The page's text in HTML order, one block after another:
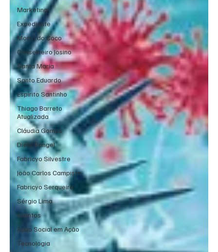
Marketing
Expediente
Morro do Coco
Conselheiro Josino
Santa Maria
Santo Eduardo
Espírito Santinho
Thiago Barreto
Atualizada
Cláudia Gomes
Dielly Rangel
Fabricyo Silvestre
João Carlos Campista
Fabricyo Serqueira
Sérgio Lima
Eventos
Ação Social em Ação
Tecnologia